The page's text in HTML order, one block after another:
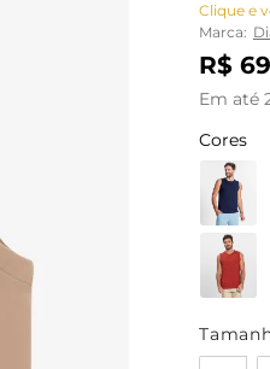
Clique e
Marca:
R$ 69
Em até
Cores